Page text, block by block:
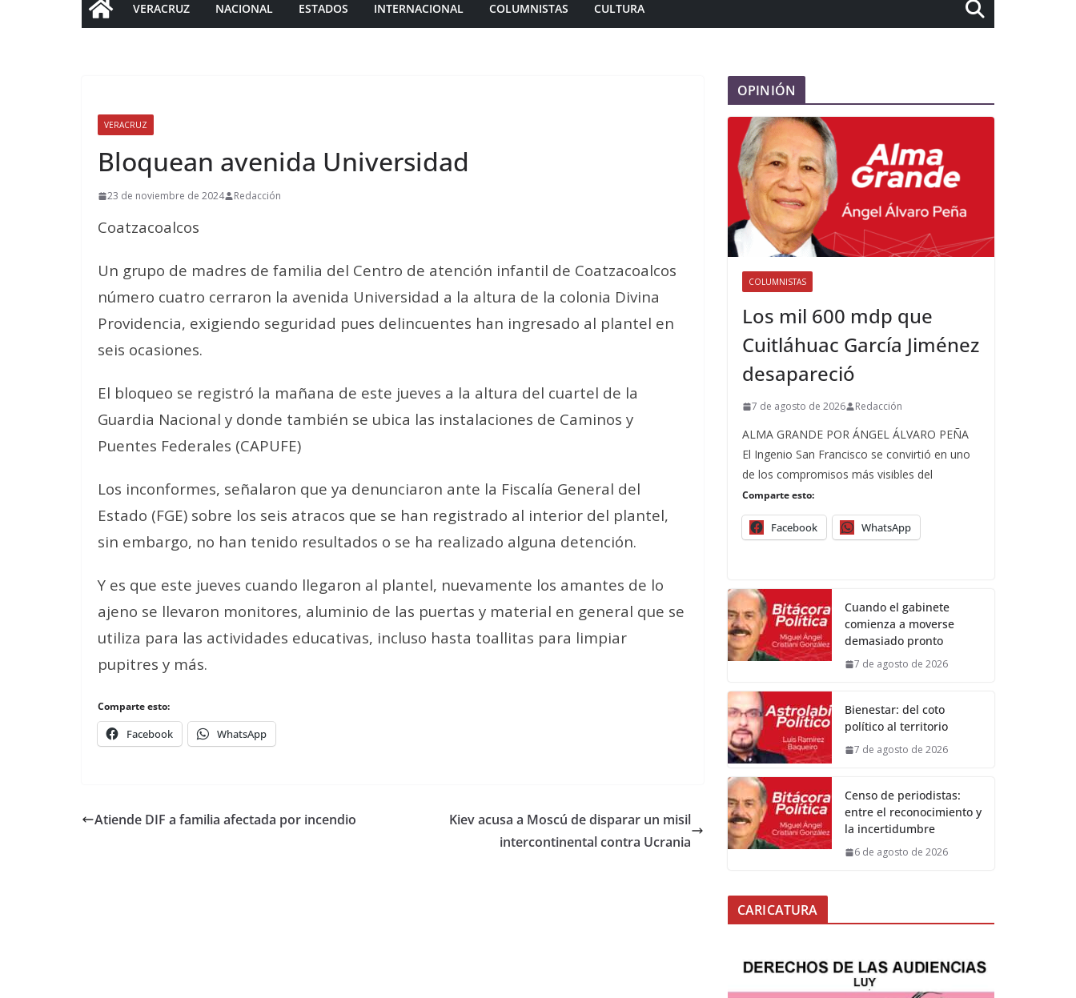
VERACRUZ NACIONAL ESTADOS INTERNACIONAL COLUMNISTAS CULTURA
VERACRUZ
Bloquean avenida Universidad
23 de noviembre de 2024 Redacción
Coatzacoalcos
Un grupo de madres de familia del Centro de atención infantil de Coatzacoalcos
número cuatro cerraron la avenida Universidad a la altura de la colonia Divina
Providencia, exigiendo seguridad pues delincuentes han ingresado al plantel en
seis ocasiones.
El bloqueo se registró la mañana de este jueves a la altura del cuartel de la
Guardia Nacional y donde también se ubica las instalaciones de Caminos y
Puentes Federales (CAPUFE)
Los inconformes, señalaron que ya denunciaron ante la Fiscalía General del
Estado (FGE) sobre los seis atracos que se han registrado al interior del plantel,
sin embargo, no han tenido resultados o se ha realizado alguna detención.
Y es que este jueves cuando llegaron al plantel, nuevamente los amantes de lo
ajeno se llevaron monitores, aluminio de las puertas y material en general que se
utiliza para las actividades educativas, incluso hasta toallitas para limpiar
pupitres y más.
Comparte esto:
Facebook WhatsApp
Atiende DIF a familia afectada por incendio
Kiev acusa a Moscú de disparar un misil
intercontinental contra Ucrania
OPINIÓN
COLUMNISTAS
Los mil 600 mdp que
Cuitláhuac García Jiménez
desapareció
7 de agosto de 2026 Redacción
ALMA GRANDE POR ÁNGEL ÁLVARO PEÑA
El Ingenio San Francisco se convirtió en uno
de los compromisos más visibles del
Comparte esto:
Facebook WhatsApp
Cuando el gabinete
comienza a moverse
demasiado pronto
7 de agosto de 2026
Bienestar: del coto
político al territorio
7 de agosto de 2026
Censo de periodistas:
entre el reconocimiento y
la incertidumbre
6 de agosto de 2026
CARICATURA